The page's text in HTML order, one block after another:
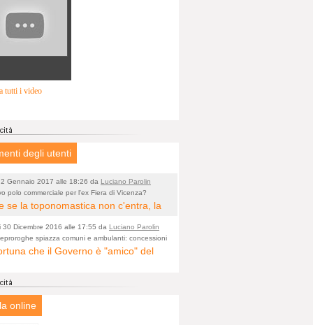
tutti i video
degli utenti
Gennaio 2017 alle 18:26 da Luciano Parolin
polo commerciale per l'ex Fiera di Vicenza?
se la toponomastica non c'entra, la
Proprietà Comunale e pertanto a
"storico" il nome potrebbe
Parise. Se poi vogliono farne un
di cineserie varie (come se
30 Dicembre 2016 alle 17:55 da Luciano Parolin
spiazza comuni e ambulanti: concessioni
valide fino al 2020
che il Governo è "amico" del
Tutto fermo sino al 2020. E'
dice il Dirigente, figurarsi se
normale che legge e chiede di
online